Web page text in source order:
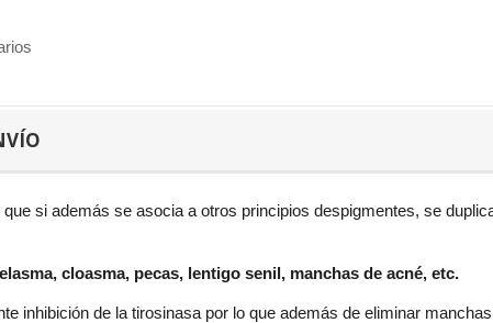
si además se asocia a otros principios despigmentes, se
cloasma, pecas, lentigo senil, manchas de acné, etc.
inhibición de la tirosinasa por lo que además de eliminar